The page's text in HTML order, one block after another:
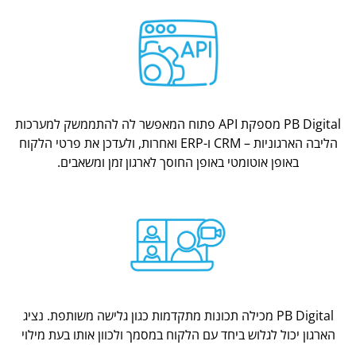
PB Digital מספקת API פתוח המאפשר לה להתממשק למערכות
הליבה הארגוניות – CRM ו-ERP ואחרות, ולעדכן את פרטי הלקוח
באופן אוטומטי באופן החוסך לארגון זמן ומשאבים.
PB Digital מכילה תכונות מתקדמות כגון גלישה משותפת. נציג
הארגון יכול לגלוש ביחד עם הלקוח במסמך ולכוון אותו בעת מילוי